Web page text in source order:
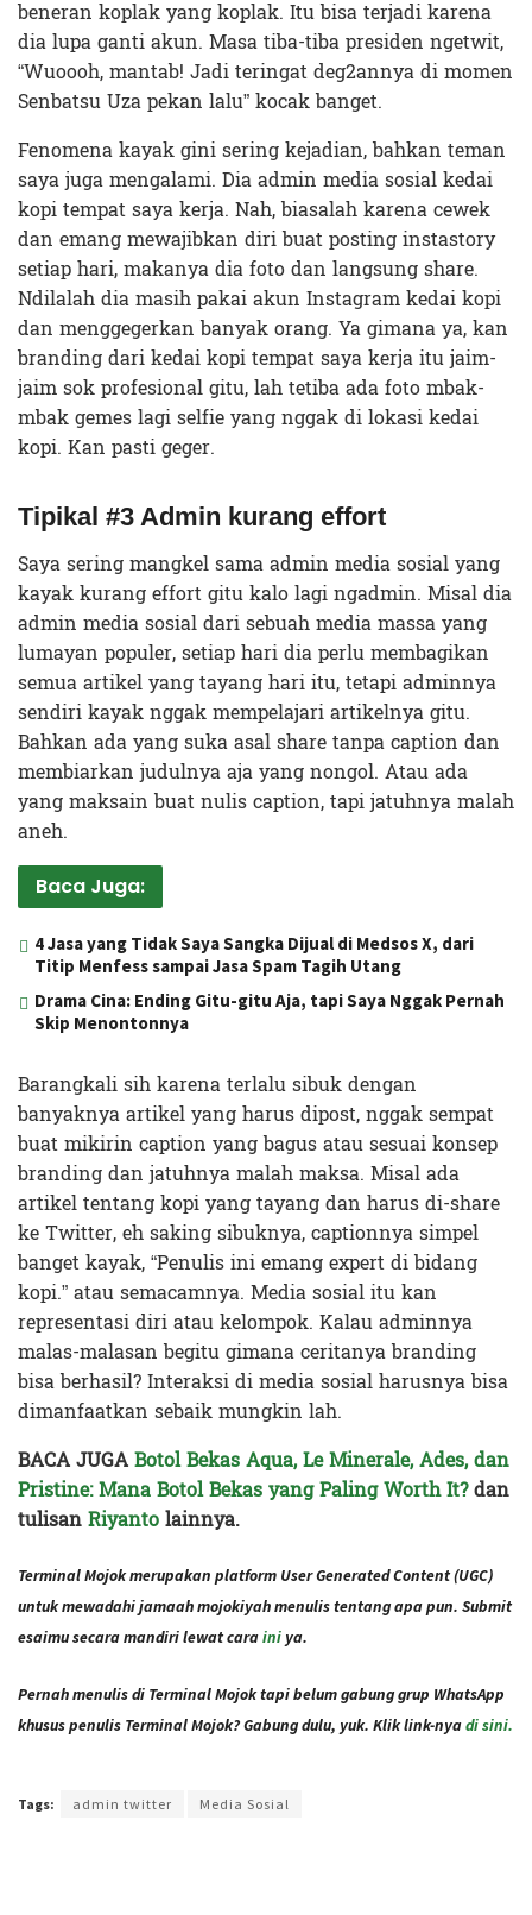
beneran koplak yang koplak. Itu bisa terjadi karena
dia lupa ganti akun. Masa tiba-tiba presiden ngetwit,
“Wuoooh, mantab! Jadi teringat deg2annya di momen
Senbatsu Uza pekan lalu” kocak banget.
Fenomena kayak gini sering kejadian, bahkan teman
saya juga mengalami. Dia admin media sosial kedai
kopi tempat saya kerja. Nah, biasalah karena cewek
dan emang mewajibkan diri buat posting instastory
setiap hari, makanya dia foto dan langsung share.
Ndilalah dia masih pakai akun Instagram kedai kopi
dan menggegerkan banyak orang. Ya gimana ya, kan
branding dari kedai kopi tempat saya kerja itu jaim-
jaim sok profesional gitu, lah tetiba ada foto mbak-
mbak gemes lagi selfie yang nggak di lokasi kedai
kopi. Kan pasti geger.
Tipikal #3 Admin kurang effort
Saya sering mangkel sama admin media sosial yang
kayak kurang effort gitu kalo lagi ngadmin. Misal dia
admin media sosial dari sebuah media massa yang
lumayan populer, setiap hari dia perlu membagikan
semua artikel yang tayang hari itu, tetapi adminnya
sendiri kayak nggak mempelajari artikelnya gitu.
Bahkan ada yang suka asal share tanpa caption dan
membiarkan judulnya aja yang nongol. Atau ada
yang maksain buat nulis caption, tapi jatuhnya malah
aneh.
Baca Juga:
4 Jasa yang Tidak Saya Sangka Dijual di Medsos X, dari
Titip Menfess sampai Jasa Spam Tagih Utang
Drama Cina: Ending Gitu-gitu Aja, tapi Saya Nggak Pernah
Skip Menontonnya
Barangkali sih karena terlalu sibuk dengan
banyaknya artikel yang harus dipost, nggak sempat
buat mikirin caption yang bagus atau sesuai konsep
branding dan jatuhnya malah maksa. Misal ada
artikel tentang kopi yang tayang dan harus di-share
ke Twitter, eh saking sibuknya, captionnya simpel
banget kayak, “Penulis ini emang expert di bidang
kopi.” atau semacamnya. Media sosial itu kan
representasi diri atau kelompok. Kalau adminnya
malas-malasan begitu gimana ceritanya branding
bisa berhasil? Interaksi di media sosial harusnya bisa
dimanfaatkan sebaik mungkin lah.
BACA JUGABotol Bekas Aqua, Le Minerale, Ades, dan
Pristine: Mana Botol Bekas yang Paling Worth It?dan
tulisanRiyantolainnya.
Terminal Mojok merupakan platform User Generated Content (UGC)
untuk mewadahi jamaah mojokiyah menulis tentang apa pun. Submit
esaimu secara mandiri lewat caraini ya.
Pernah menulis di Terminal Mojok tapi belum gabung grup WhatsApp
khusus penulis Terminal Mojok? Gabung dulu, yuk. Klik link-nyadi sini.
Tags: admin twitter Media Sosial